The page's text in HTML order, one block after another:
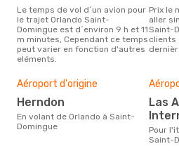
Le temps de vol d´un avion pour
le trajet Orlando Saint-
Domingue est d´environ 9 h et 11
m minutes, Cependant ce temps
peut varier en fonction d'autres
eléments.
Prix le moins cher pour un vol
aller
Saint-
clients
Aéroport d'origine
Herndon
En volant de Orlando à Saint-
Domingue
Las Americas
Pour l'itinéraire de Orlando à
Saint-